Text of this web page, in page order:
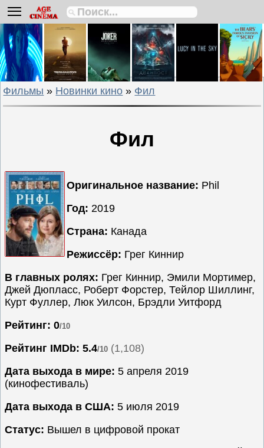
Биографии
Боевики
Вестерны
Военные
Детективы
Драмы
Мелодрамы
Мультфильмы
Мюзиклы
Приключения
Русские
Семейные
Сериалы
Ужасы
Фантастика
Фэнтези
Ожидаемые
кино
Фильмы » Новинки кино » Фил
Фил
Оригинальное название: Phil
Год: 2019
Страна: Канада
Режиссёр: Грег Киннир
В главных ролях: Грег Киннир, Эмили Мортимер,
Джей Дюпласс, Роберт Форстер, Тейлор Шиллинг,
Курт Фуллер, Люк Уилсон, Брэдли Уитфорд
Рейтинг: 0/10
Рейтинг IMDb: 5.4/10 (1,108)
Дата выхода в мире: 5 апреля 2019
(кинофестиваль)
Дата выхода в США: 5 июля 2019
Статус: Вышел в цифровой прокат